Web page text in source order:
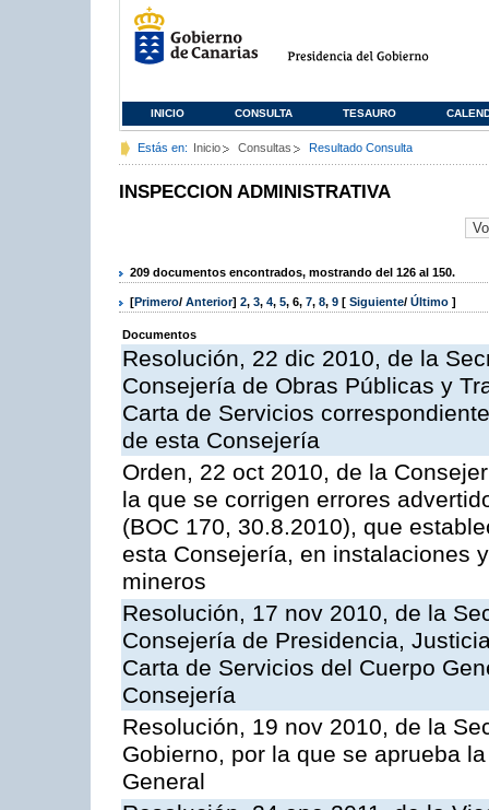
INICIO CONSULTA TESAURO
Estás en: Inicio Consultas Resultado Consulta
INSPECCION ADMINISTRATIVA
209 documentos encontrados, mostrando del 126 al 150.
[Primero/ Anterior] 2, 3, 4, 5, 6, 7, 8, 9 [ Siguiente/ Último ]
Documentos
Resolución, 22 dic 2010, de la
Consejería de Obras Públicas y
Carta de Servicios
de esta Consejería
Orden, 22 oct 2010, de la
la que se corrigen errores
(BOC 170, 30.8.2010), que
esta Consejería, en instalaciones
mineros
Resolución, 17 nov 2010, de la
Consejería de Presidencia,
Carta de Servicios del Cuerpo
Consejería
Resolución, 19 nov 2010, de la
Gobierno, por la que se aprueba
General